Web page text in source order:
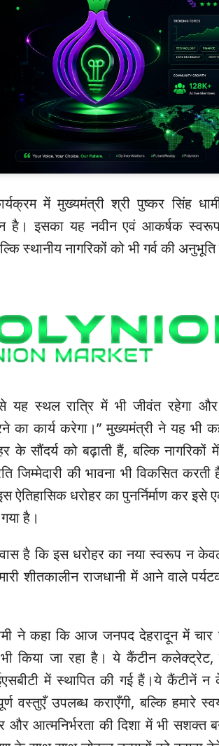
में मुख्यमंत्री श्री पुष्कर सिंह
है। इसका यह नवीन एवं आकर्षक
स्थानीय नागरिकों को भी गर्व की अनुभूति
यह स्थल रात्रि में भी जीवंत रहेगा
का कार्य करेगा।” मुख्यमंत्री ने यह भी
सौंदर्य को बढ़ाती हैं, बल्कि नागरिकों
की भावना भी विकसित करती
धरोहर का पुनर्निर्माण कर इसे
है।
है कि इस धरोहर का नया स्वरूप न
शीतकालीन राजधानी में आने वाले
ने कहा कि आज जनपद देहरादून में चार
भी किया जा रहा है। ये कैंटीन कलेक्ट्रेट,
में स्थापित की गई हैं।ये कैंटीनें
वस्तुएँ उपलब्ध कराएँगी, बल्कि हमारे
और आत्मनिर्भरता की दिशा में भी सशक्त